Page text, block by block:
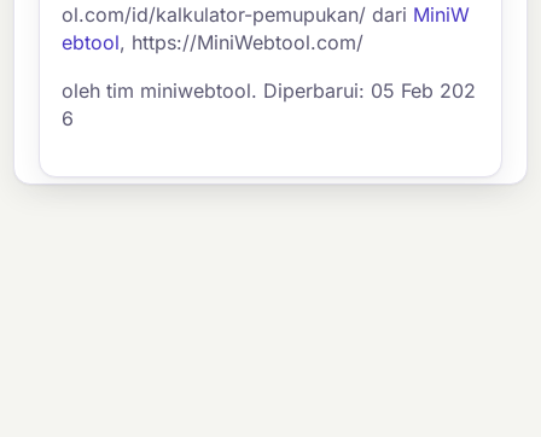
ol.com/id/kalkulator-pemupukan/ dari MiniW
ebtool, https://MiniWebtool.com/
oleh tim miniwebtool. Diperbarui: 05 Feb 202
6